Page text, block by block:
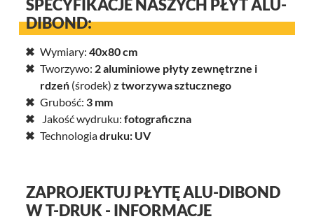
SPECYFIKACJE NASZYCH PŁYT ALU-
DIBOND:
Wymiary:40x80 cm
Tworzywo: 2 aluminiowe płyty zewnętrzne i
rdzeń (środek)z tworzywa sztucznego
Grubość: 3 mm
Jakość wydruku: fotograficzna
Technologiadruku: UV
ZAPROJEKTUJ PŁYTĘ ALU-DIBOND
W T-DRUK - INFORMACJE